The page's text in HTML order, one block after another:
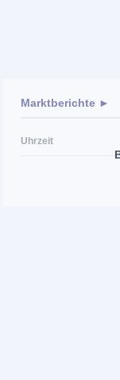
Marktberichte ►
Uhrzeit